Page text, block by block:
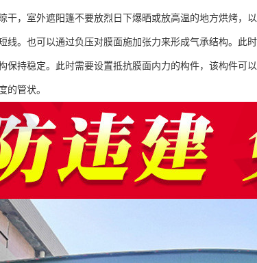
干，室外遮阳篷不要放烈日下爆晒或放高温的地方烘烤，
线。也可以通过负压对膜面施加张力来形成气承结构。此
保持稳定。此时需要设置抵抗膜面内力的构件，该构件可
的管状。